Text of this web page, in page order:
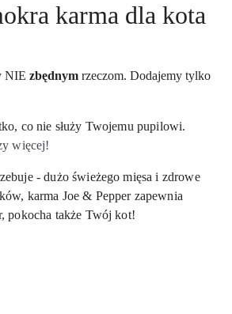
karma dla kota
NIE zbędnym rzeczom. Dodajemy tylko
co nie służy Twojemu pupilowi.
więcej!
- dużo świeżego mięsa i zdrowe
karma Joe & Pepper zapewnia
pokocha także Twój kot!